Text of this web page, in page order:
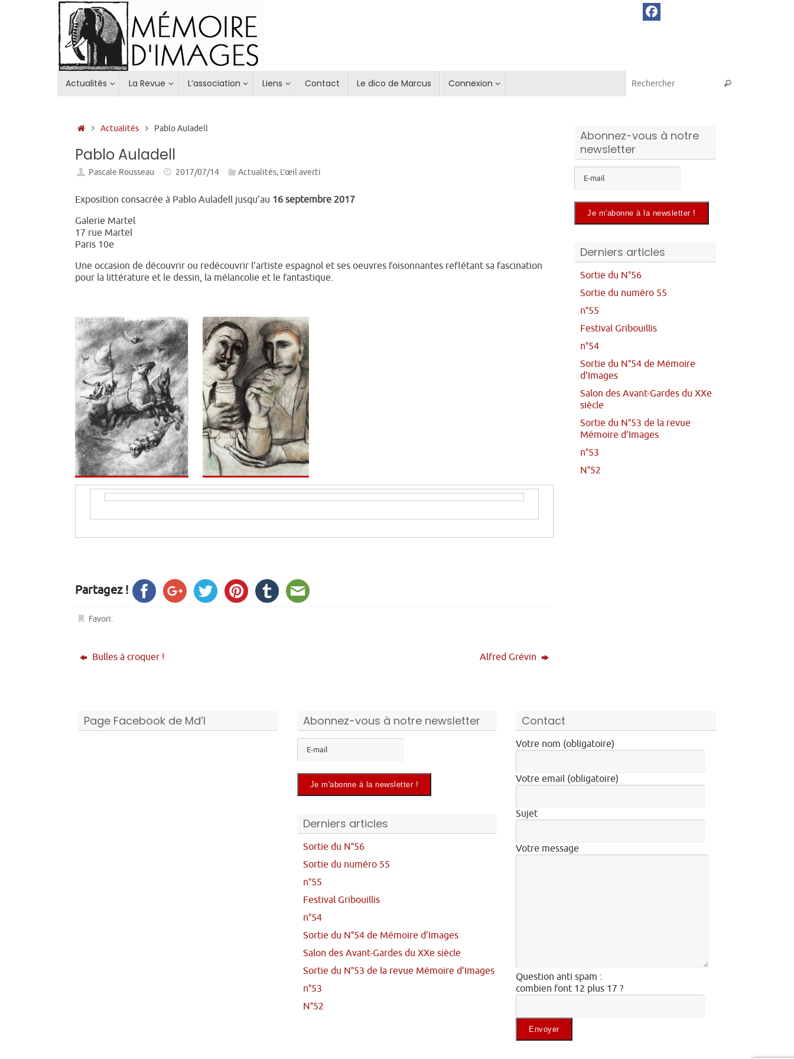
Actualités La Revue L’association Liens Contact Le dico de Marcus Connexion Rechercher
Accueil
Actualités Pablo Auladell
Pablo Auladell
Pascale Rousseau 2017/07/14 Actualités, L’œil averti
Exposition consacrée à Pablo Auladell jusqu’au 16 septembre 2017
Galerie Martel
17 rue Martel
Paris 10e
Une occasion de découvrir ou redécouvrir l’artiste espagnol et ses oeuvres foisonnantes reflétant sa fascination
pour la littérature et le dessin, la mélancolie et le fantastique.
Partagez !
Favori.
Bulles à croquer ! Alfred Grévin
Abonnez-vous à notre
newsletter
Derniers articles
Sortie du N°56
Sortie du numéro 55
n°55
Festival Gribouillis
n°54
Sortie du N°54 de Mémoire
d’Images
Salon des Avant-Gardes du XXe
siècle
Sortie du N°53 de la revue
Mémoire d’Images
n°53
N°52
Page Facebook de Md’I Abonnez-vous à notre newsletter
Derniers articles
Sortie du N°56
Sortie du numéro 55
n°55
Festival Gribouillis
n°54
Sortie du N°54 de Mémoire d’Images
Salon des Avant-Gardes du XXe siècle
Sortie du N°53 de la revue Mémoire d’Images
n°53
N°52
Contact
Votre nom (obligatoire)
Votre email (obligatoire)
Sujet
Votre message
Question anti spam :
combien font 12 plus 17 ?